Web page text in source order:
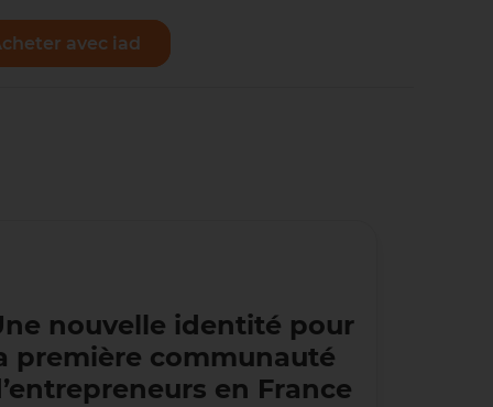
avec iad
nouvelle identité pour
première communauté
en France